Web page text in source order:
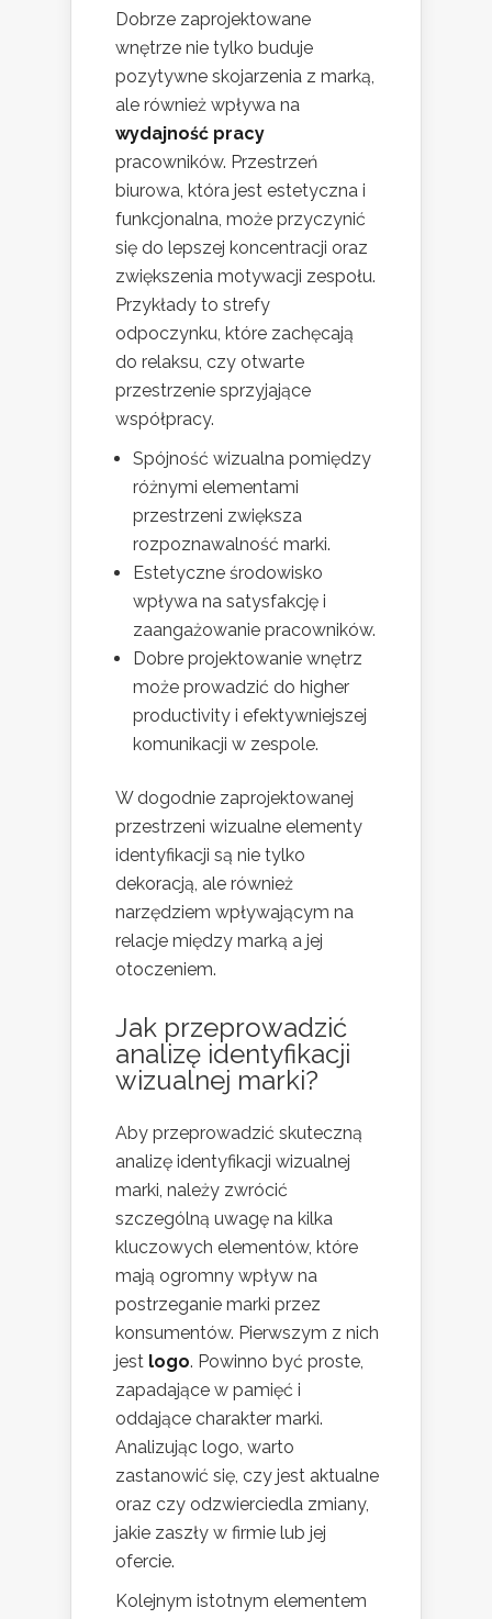
Dobrze zaprojektowane
wnętrze nie tylko buduje
pozytywne skojarzenia z marką,
ale również wpływa na
wydajność pracy
pracowników. Przestrzeń
biurowa, która jest estetyczna i
funkcjonalna, może przyczynić
się do lepszej koncentracji oraz
zwiększenia motywacji zespołu.
Przykłady to strefy
odpoczynku, które zachęcają
do relaksu, czy otwarte
przestrzenie sprzyjające
współpracy.
Spójność wizualna pomiędzy
różnymi elementami
przestrzeni zwiększa
rozpoznawalność marki.
Estetyczne środowisko
wpływa na satysfakcję i
zaangażowanie pracowników.
Dobre projektowanie wnętrz
może prowadzić do higher
productivity i efektywniejszej
komunikacji w zespole.
W dogodnie zaprojektowanej
przestrzeni wizualne elementy
identyfikacji są nie tylko
dekoracją, ale również
narzędziem wpływającym na
relacje między marką a jej
otoczeniem.
Jak przeprowadzić
analizę identyfikacji
wizualnej marki?
Aby przeprowadzić skuteczną
analizę identyfikacji wizualnej
marki, należy zwrócić
szczególną uwagę na kilka
kluczowych elementów, które
mają ogromny wpływ na
postrzeganie marki przez
konsumentów. Pierwszym z nich
jest logo. Powinno być proste,
zapadające w pamięć i
oddające charakter marki.
Analizując logo, warto
zastanowić się, czy jest aktualne
oraz czy odzwierciedla zmiany,
jakie zaszły w firmie lub jej
ofercie.
Kolejnym istotnym elementem